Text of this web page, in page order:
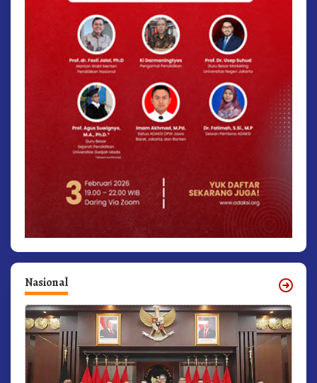
Nasional